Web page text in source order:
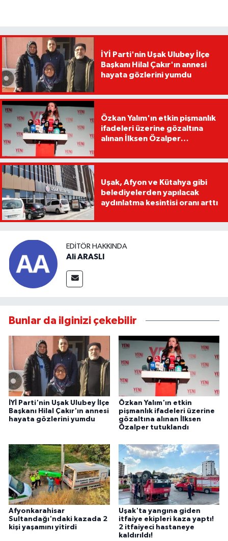
İYİ Parti'nin Uşak Ulubey İlçe
Başkanı Hilal Çakır'ın annesi
hayata gözlerini yumdu
Özkan Yalım'ın etkin pişmanlık
ifadeleri üzerine gözaltına
alınan İlksen Özalper
Uşak, Afyon ve Kütahya gibi
belediyelerden yapılacak
aydınlatma kesintisi oranı arttı
EDITÖR HAKKINDA
Ali ARASLI
Bunlar da ilginizi çekebilir
İYİ Parti'nin Uşak Ulubey İlçe
Başkanı Hilal Çakır'ın annesi
hayata gözlerini yumdu
Özkan Yalım'ın etkin
pişmanlık ifadeleri üzerine
gözaltına alınan İlksen
Özalper tutuklandı
Afyonkarahisar
Sultandağı'ndaki kazada 2
kişi yaşamını yitirdi
Uşak'ta yangına giden
itfaiye ekipleri kaza yaptı!
2 itfaiyeci hastaneye
kaldırıldı!